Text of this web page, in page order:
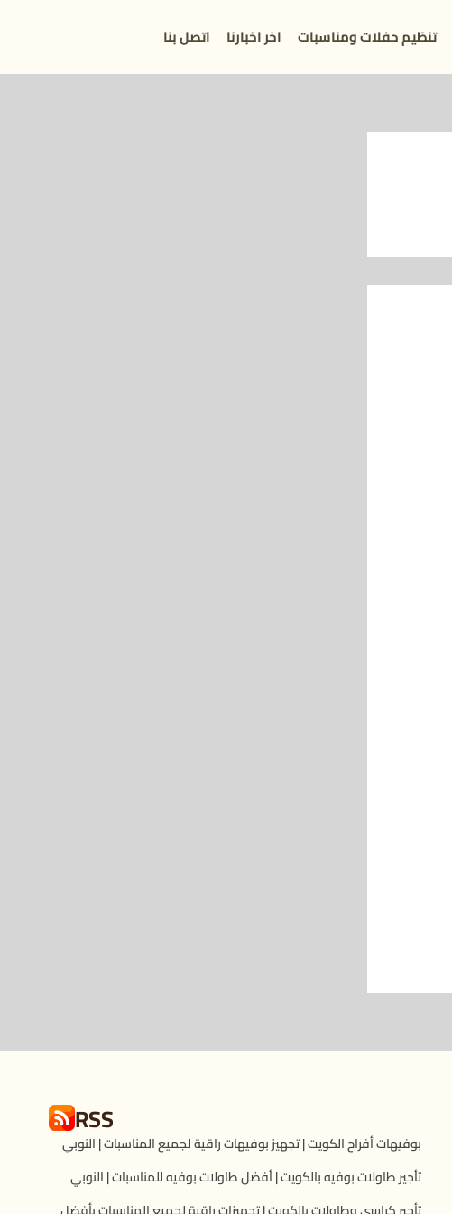
تنظيم حفلات ومناسبات اخر اخبارنا اتصل بنا
RSS
بوفيهات أفراح الكويت | تجهيز بوفيهات راقية لجميع المناسبات | النوبي
تأجير طاولات بوفيه بالكويت | أفضل طاولات بوفيه للمناسبات | النوبي